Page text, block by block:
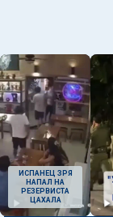
ИСПАНЕЦ ЗРЯ
НАПАЛ НА
РЕЗЕРВИСТА
ЦАХАЛА